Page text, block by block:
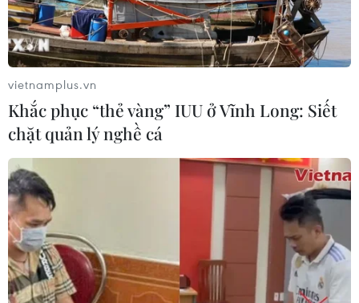
Đồng USD trước bước ngoặt do đồng
yen mạnh lên và số liệu việc làm Mỹ
06/08/2026 05:14
Lãi suất ngân hàng ngày 6/8: Kỳ hạn
3 tháng đang được mức lãi suất tối đa
06/08/2026 00:06
Mỹ phát tín hiệu ủng hộ ổn định
đồng won của Hàn Quốc
05/08/2026 23:26
vietnamplus.vn
Khắc phục “thẻ vàng” IUU ở Vĩnh Long: Siết
chặt quản lý nghề cá